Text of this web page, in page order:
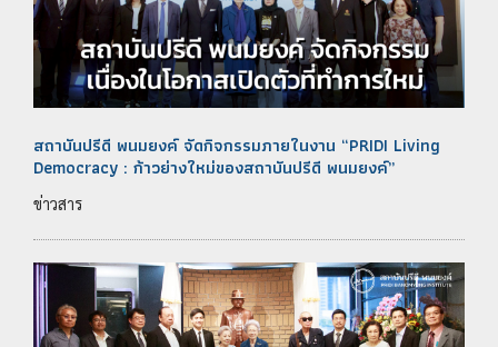
สถาบันปรีดี พนมยงค์ จัดกิจกรรมภายในงาน “PRIDI Living
Democracy : ก้าวย่างใหม่ของสถาบันปรีดี พนมยงค์”
ข่าวสาร